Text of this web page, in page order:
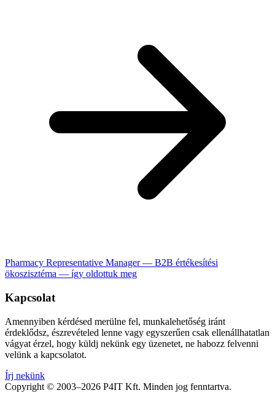
Pharmacy Representative Manager — B2B értékesítési
ökoszisztéma — így oldottuk meg
Kapcsolat
Amennyiben kérdésed merülne fel, munkalehetőség iránt
érdeklődsz, észrevételed lenne vagy egyszerűen csak ellenállhatatlan
vágyat érzel, hogy küldj nekünk egy üzenetet, ne habozz felvenni
velünk a kapcsolatot.
Írj nekünk
Copyright © 2003–2026 P4IT Kft. Minden jog fenntartva.